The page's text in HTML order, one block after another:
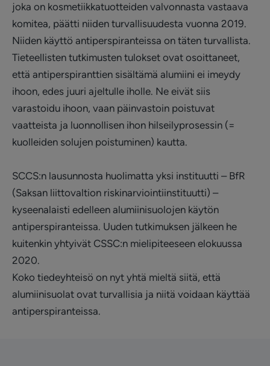
joka on kosmetiikkatuotteiden valvonnasta vastaava
komitea, päätti niiden turvallisuudesta vuonna 2019.
Niiden käyttö antiperspiranteissa on täten turvallista.
Tieteellisten tutkimusten tulokset ovat osoittaneet,
että antiperspiranttien sisältämä alumiini ei imeydy
ihoon, edes juuri ajeltulle iholle. Ne eivät siis
varastoidu ihoon, vaan päinvastoin poistuvat
vaatteista ja luonnollisen ihon hilseilyprosessin (=
kuolleiden solujen poistuminen) kautta.
SCCS:n lausunnosta huolimatta yksi instituutti – BfR
(Saksan liittovaltion riskinarviointiinstituutti) –
kyseenalaisti edelleen alumiinisuolojen käytön
antiperspiranteissa. Uuden tutkimuksen jälkeen he
kuitenkin yhtyivät CSSC:n mielipiteeseen elokuussa
2020.
Koko tiedeyhteisö on nyt yhtä mieltä siitä, että
alumiinisuolat ovat turvallisia ja niitä voidaan käyttää
antiperspiranteissa.